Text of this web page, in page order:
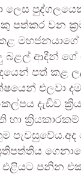
පත්කර වන
මහජනයාගේ
බළල් ආදීන්
පත් කළ
එලවා දමා
දැඩිව
හා
පනින